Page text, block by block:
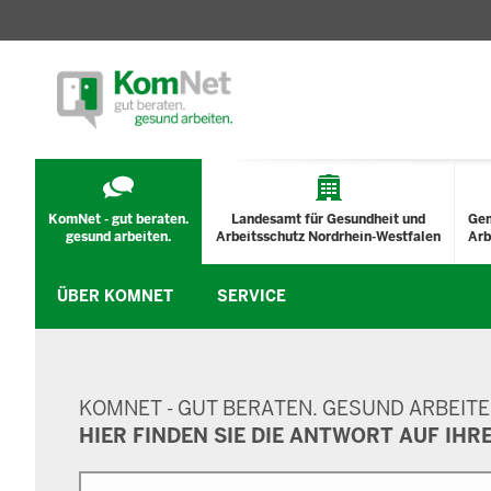
KomNet - gut beraten.
gesund arbeiten.
Landesamt für Gesundheit und
Arbeitsschutz Nordrhein-Westfalen
ÜBER KOMNET SERVICE
KOMNET - GUT BERATEN. GESUND
HIER FINDEN SIE DIE ANTWORT AUF